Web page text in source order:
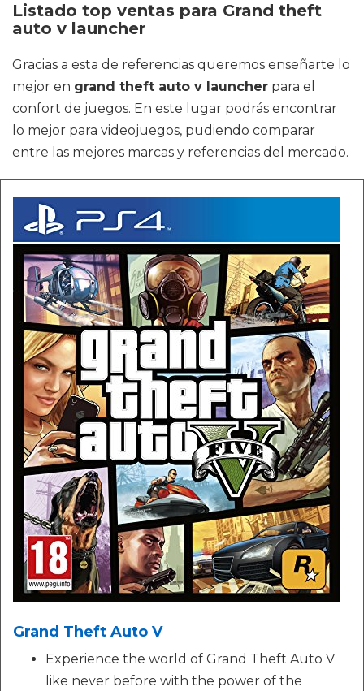
Listado top ventas para Grand theft
auto v launcher
Gracias a esta de referencias queremos enseñarte lo
mejor en grand theft auto v launcher para el
confort de juegos. En este lugar podrás encontrar
lo mejor para videojuegos, pudiendo comparar
entre las mejores marcas y referencias del mercado.
Grand Theft Auto V
Experience the world of Grand Theft Auto V
like never before with the power of the